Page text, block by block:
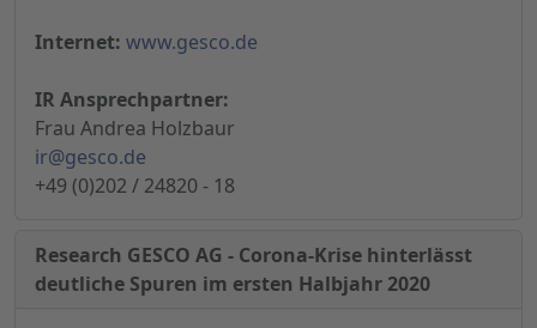
Internet: www.gesco.de
IR Ansprechpartner:
Frau Andrea Holzbaur
ir@gesco.de
+49 (0)202 / 24820 - 18
Research GESCO AG - Corona-Krise hinterlässt
deutliche Spuren im ersten Halbjahr 2020